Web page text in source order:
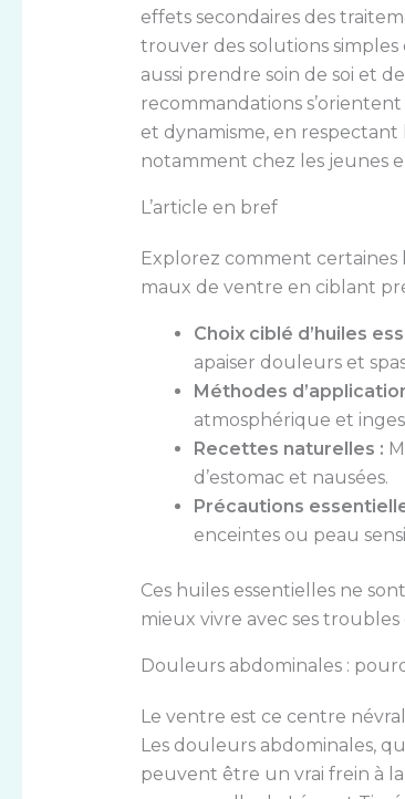
effets secondaires des
trouver des solutions simples
aussi prendre soin de soi et
recommandations
et dynamisme, en respectant
notamment chez les jeunes
L’article en bref
Explorez comment
maux de ventre en ciblant
Choix ciblé d’huiles
apaiser douleurs et
Méthodes
atmosphérique et
Recettes naturelles :
d’estomac et nausées.
Précautions
enceintes ou peau
Ces huiles essentielles ne
mieux vivre avec ses troubles
Douleurs abdominales :
Le ventre est ce centre
Les douleurs abdominales,
peuvent être un vrai frein à